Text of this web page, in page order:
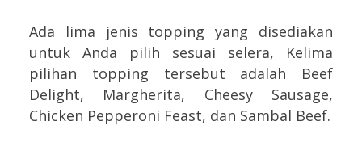
Ada lima jenis topping yang disediakan
untuk Anda pilih sesuai selera, Kelima
pilihan topping tersebut adalah Beef
Delight, Margherita, Cheesy Sausage,
Chicken Pepperoni Feast, dan Sambal Beef.